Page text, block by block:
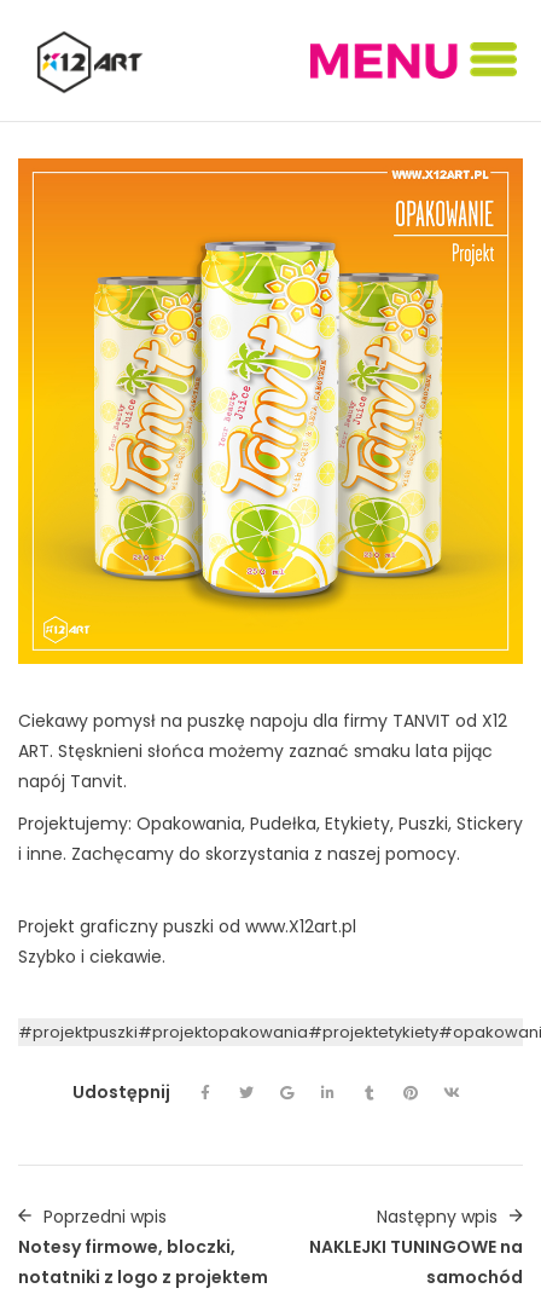
Ciekawy pomysł na puszkę napoju dla firmy TANVIT od X12
ART. Stęsknieni słońca możemy zaznać smaku lata pijąc
napój Tanvit.
Projektujemy: Opakowania, Pudełka, Etykiety, Puszki, Stickery
i inne. Zachęcamy do skorzystania z naszej pomocy.
Projekt graficzny puszki od www.X12art.pl
Szybko i ciekawie.
#projektpuszki#projektopakowania#projektetykiety
Udostępnij
Poprzedni wpis
Notesy firmowe, bloczki,
notatniki z logo z projektem
Następny wpis
NAKLEJKI TUNINGOWE na
samochód